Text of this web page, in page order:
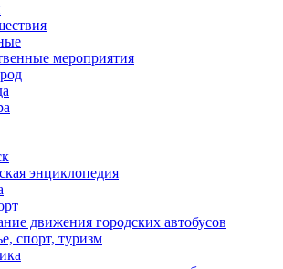
мероприятия
энциклопедия
движения городских автобусов
спорт, туризм